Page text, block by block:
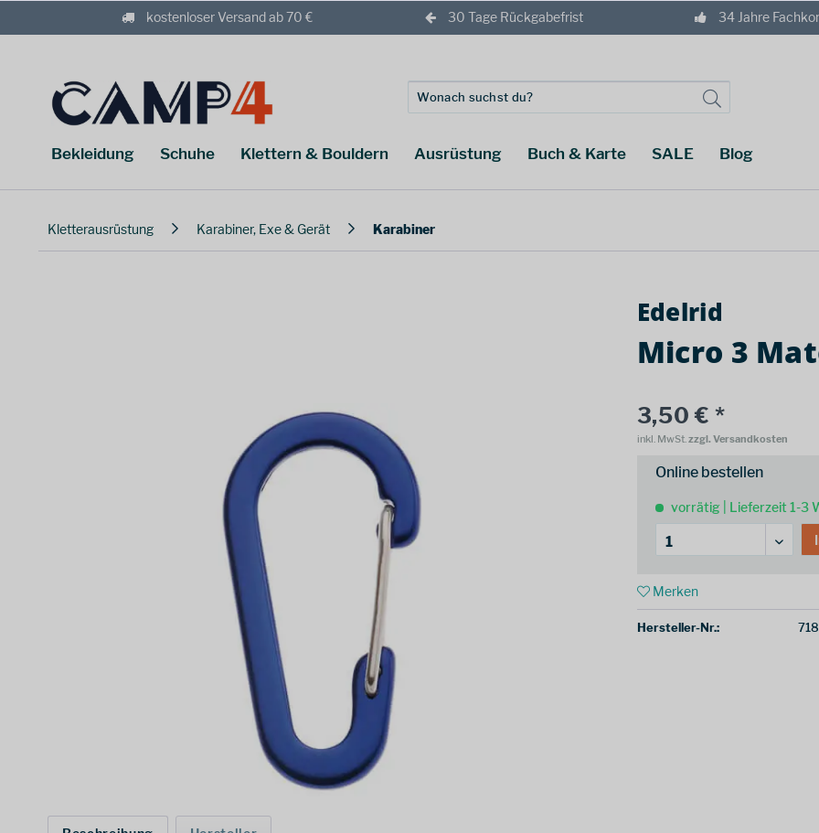
kostenloser Versand ab 70 € 30 Tage Rückgabefrist 34 Jahre
Bekleidung Schuhe Klettern & Bouldern Ausrüstung Buch & Karte SALE Blog
Kletterausrüstung Karabiner, Exe & Gerät Karabiner
Edelrid
Micro 3
3,50 € *
inkl. MwSt.zzgl. Versandkosten
Online bestellen
vorrätig | Lieferzeit 1-3
Merken
Hersteller-Nr.: